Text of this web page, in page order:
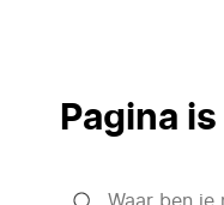
Pagina